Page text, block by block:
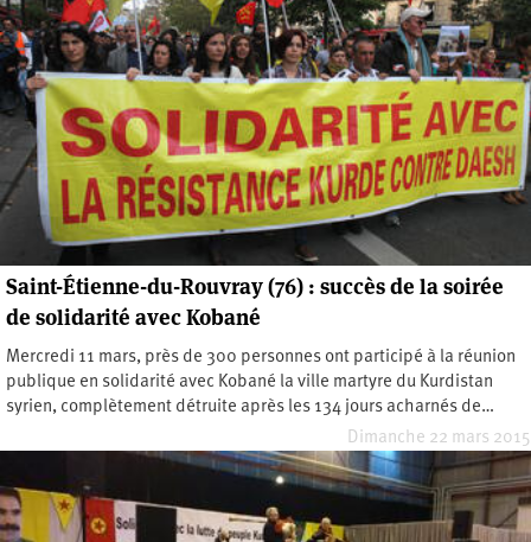
Saint-Étienne-du-Rouvray (76) : succès de la soirée
de solidarité avec Kobané
Mercredi 11 mars, près de 300 personnes ont participé à la réunion
publique en solidarité avec Kobané la ville martyre du Kurdistan
syrien, complètement détruite après les 134 jours acharnés de…
Dimanche 22 mars 2015